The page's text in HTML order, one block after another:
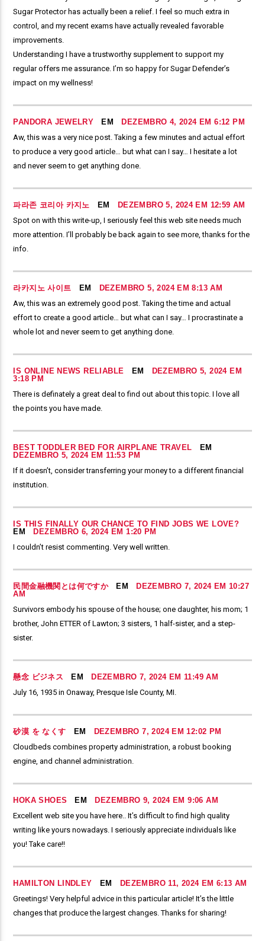
Sugar Protector has actually been a relief. I feel so much extra in
control, and my recent exams have actually revealed favorable
improvements.
Understanding I have a trustworthy supplement to support my
regular offers me assurance. I’m so happy for Sugar Defender’s
impact on my wellness!
PANDORA JEWELRY EM
DEZEMBRO 4, 2024 EM 6:12 PM
Aw, this was a very nice post. Taking a few minutes and actual effort
to produce a very good article… but what can I say… I hesitate a lot
and never seem to get anything done.
파라존 코리아 카지노 EM
DEZEMBRO 5, 2024 EM 12:59 AM
Spot on with this write-up, I seriously feel this web site needs much
more attention. I’ll probably be back again to see more, thanks for the
info.
라카지노 사이트 EM
DEZEMBRO 5, 2024 EM 8:13 AM
Aw, this was an extremely good post. Taking the time and actual
effort to create a good article… but what can I say… I procrastinate a
whole lot and never seem to get anything done.
IS ONLINE NEWS RELIABLE EM
DEZEMBRO 5, 2024 EM
3:18 PM
There is definately a great deal to find out about this topic. I love all
the points you have made.
BEST TODDLER BED FOR AIRPLANE TRAVEL EM
DEZEMBRO 5, 2024 EM 11:53 PM
If it doesn’t, consider transferring your money to a different financial
institution.
IS THIS FINALLY OUR CHANCE TO FIND JOBS WE LOVE?
EM
DEZEMBRO 6, 2024 EM 1:20 PM
I couldn’t resist commenting. Very well written.
民間金融機関とは何ですかEM
DEZEMBRO 7, 2024 EM 10:27
AM
Survivors embody his spouse of the house; one daughter, his mom; 1
brother, John ETTER of Lawton; 3 sisters, 1 half-sister, and a step-
sister.
懸念 ビジネス EM
DEZEMBRO 7, 2024 EM 11:49 AM
July 16, 1935 in Onaway, Presque Isle County, MI.
砂漠 を なくす EM
DEZEMBRO 7, 2024 EM 12:02 PM
Cloudbeds combines property administration, a robust booking
engine, and channel administration.
HOKA SHOES EM
DEZEMBRO 9, 2024 EM 9:06 AM
Excellent web site you have here.. It’s difficult to find high quality
writing like yours nowadays. I seriously appreciate individuals like
you! Take care!!
HAMILTON LINDLEY EM
DEZEMBRO 11, 2024 EM 6:13 AM
Greetings! Very helpful advice in this particular article! It’s the little
changes that produce the largest changes. Thanks for sharing!